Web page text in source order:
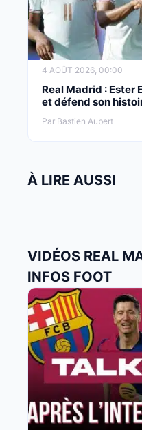
4 AOÛT 2026, 00:00
Real Madrid : Ester
et défend son
Par Bastien Aubert
À LIRE AUSSI
VIDÉOS REAL
INFOS FOOT